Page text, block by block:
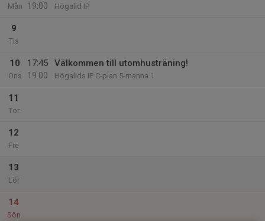
Mån
19:00
Högalid IP
9
Tis
10
Ons
17:45
19:00
Välkommen till utomhusträning!
Högalids IP C-plan 5-manna 1
11
Tor
12
Fre
13
Lör
14
Sön